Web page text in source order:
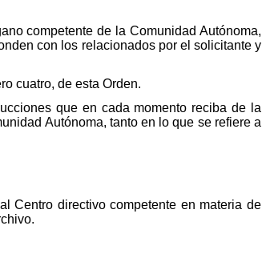
competente de la Comunidad Autónoma,
con los relacionados por el solicitante y
cuatro, de esta Orden.
que en cada momento reciba de la
Autónoma, tanto en lo que se refiere a
Centro directivo competente en materia de